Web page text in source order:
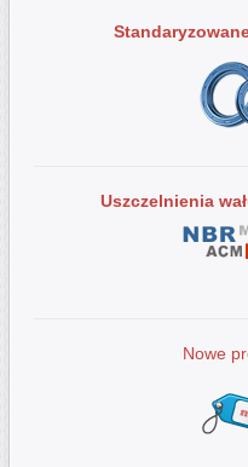
Uszczelnienia
Nowe